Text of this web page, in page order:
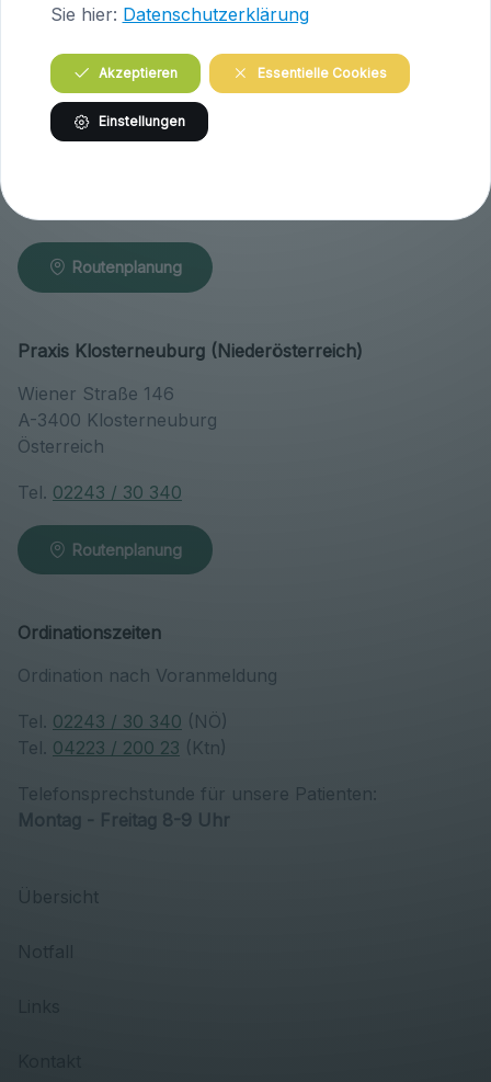
Brandlhof
Höfern 1
A-9063 Maria Saal
Tel.
Routenplanung
Praxis Klosterneuburg (Niederösterreich)
Wiener Straße 146
A-3400 Klosterneuburg
Österreich
Tel. 02243 / 30 340
Routenplanung
Ordinationszeiten
Ordination nach Voranmeldung
Tel. 02243 / 30 340 (NÖ)
Tel. 04223 / 200 23 (Ktn)
Telefonsprechstunde für unsere Patienten:
Montag - Freitag 8-9 Uhr
Übersicht
Notfall
Sie hier: Datenschutzerklärung
Akzeptieren Essentielle Cookies
Einstellungen